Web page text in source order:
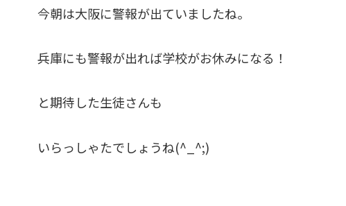
今朝は大阪に警報が出ていましたね。
兵庫にも警報が出れば学校がお休みになる！
と期待した生徒さんも
いらっしゃたでしょうね(^_^;)